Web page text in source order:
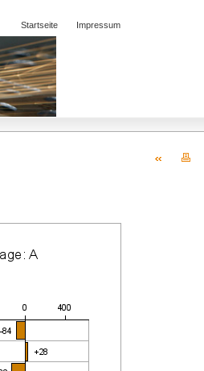
Startseite Impressum